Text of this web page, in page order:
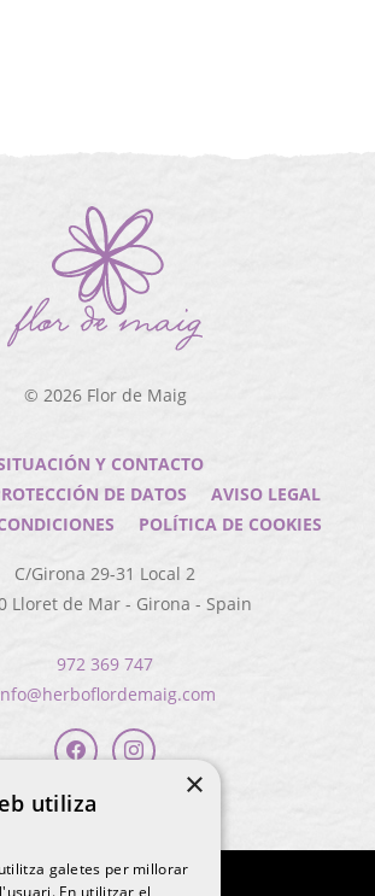
© 2026 Flor de Maig
Y CONTACTO
DE DATOS
AVISO LEGAL
POLÍTICA DE COOKIES
C/Girona 29-31 Local 2
Lloret de Mar- Girona - Spain
972 369 747
×
utiliza
galetes per millorar
En utilitzar el